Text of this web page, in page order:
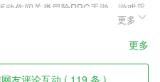
动作闯关类冒险RPG手游，游戏采
里扮演的是一名找寻父母的少女，
要干什么，在这个神秘的世界里，
是，你想着寻找父母，开启了你的
这款游戏的玩家千万不要错过!
更多
更多
友评论互动 ( 119 条 )